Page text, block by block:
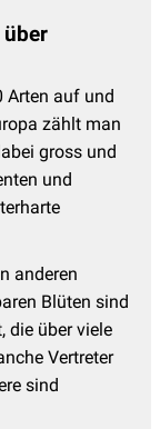
(10)
(12)
Arten auf und
zählt man
gross und
und
anderen
Blüten sind
die über viele
Vertreter
sind